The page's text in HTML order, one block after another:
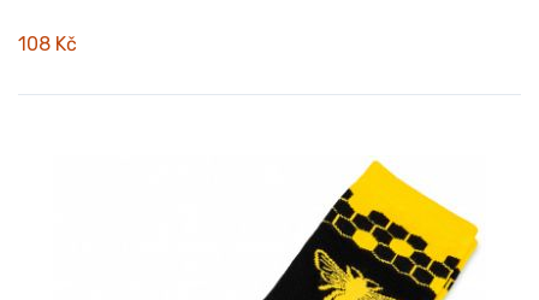
108 Kč